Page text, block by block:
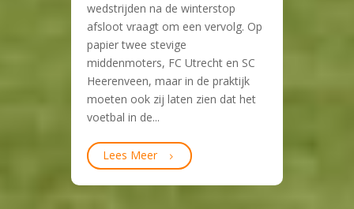
wedstrijden na de winterstop
afsloot vraagt om een vervolg. Op
papier twee stevige
middenmoters, FC Utrecht en SC
Heerenveen, maar in de praktijk
moeten ook zij laten zien dat het
voetbal in de...
Lees Meer